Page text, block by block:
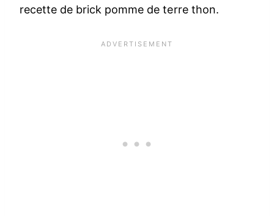
recette de brick pomme de terre thon.